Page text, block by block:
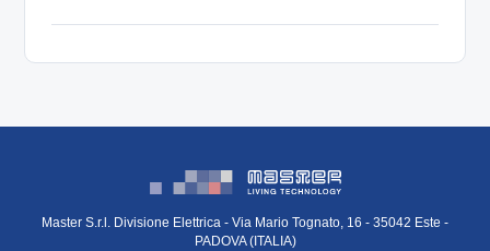
Master S.r.l. Divisione Elettrica - Via Mario Tognato, 16 - 35042 Este -
PADOVA (ITALIA)